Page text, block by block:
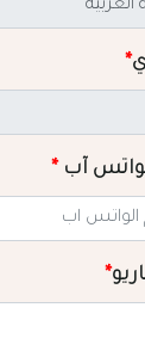
*
آب*
*